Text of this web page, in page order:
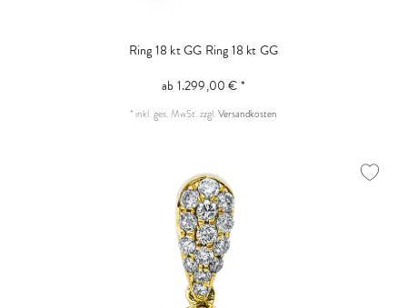
Ring 18 kt GG Ring 18 kt GG
ab 1.299,00 € *
* inkl. ges. MwSt.zzgl.Versandkosten